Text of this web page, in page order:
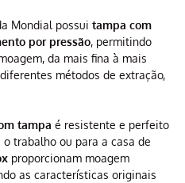
Mondial possui tampa com
por pressão, permitindo
da mais fina à mais
métodos de extração,
tampa é resistente e perfeito
trabalho ou para a casa de
proporcionam moagem
as características originais